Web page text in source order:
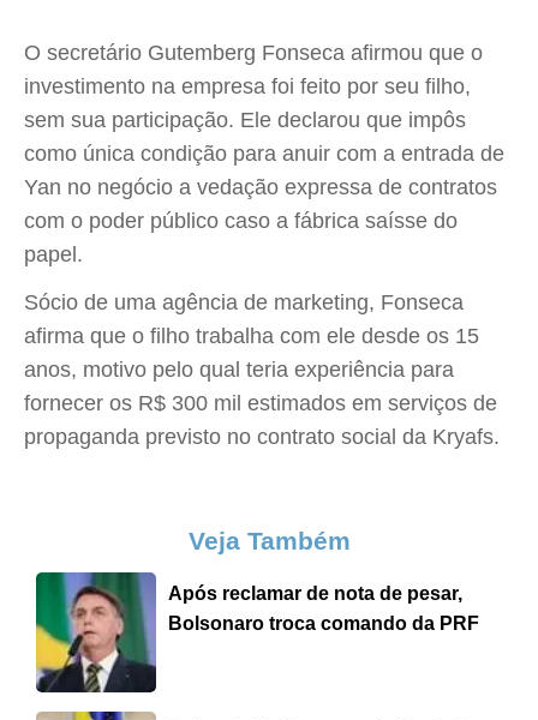
O secretário Gutemberg Fonseca afirmou que o
investimento na empresa foi feito por seu filho,
sem sua participação. Ele declarou que impôs
como única condição para anuir com a entrada de
Yan no negócio a vedação expressa de contratos
com o poder público caso a fábrica saísse do
papel.
Sócio de uma agência de marketing, Fonseca
afirma que o filho trabalha com ele desde os 15
anos, motivo pelo qual teria experiência para
fornecer os R$ 300 mil estimados em serviços de
propaganda previsto no contrato social da Kryafs.
Veja Também
Após reclamar de nota de pesar,
Bolsonaro troca comando da PRF